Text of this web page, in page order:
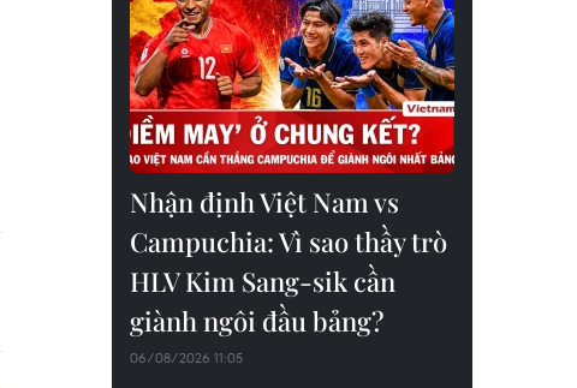
Nhận định Việt Nam vs
Campuchia: Vì sao thầy trò
HLV Kim Sang-sik cần
giành ngôi đầu bảng?
06/08/2026 11:05